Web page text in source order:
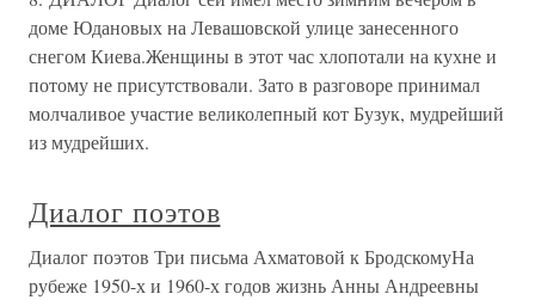
доме Юдановых на Левашовской улице занесенного
снегом Киева.Женщины в этот час хлопотали на кухне и
потому не присутствовали. Зато в разговоре принимал
молчаливое участие великолепный кот Бузук, мудрейший
из мудрейших.
Диалог поэтов
Диалог поэтов Три письма Ахматовой к БродскомуНа
рубеже 1950-х и 1960-х годов жизнь Анны Андреевны